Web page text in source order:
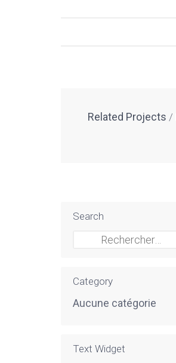
Related Projects
Search
Rechercher :
Category
Aucune catégorie
Text Widget